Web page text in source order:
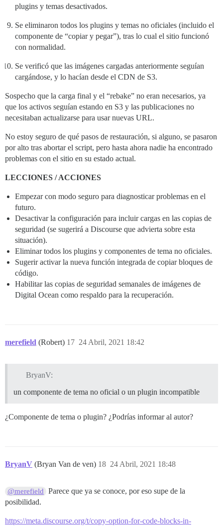
plugins y temas desactivados.
Se eliminaron todos los plugins y temas no oficiales (incluido el
componente de “copiar y pegar”), tras lo cual el sitio funcionó
con normalidad.
Se verificó que las imágenes cargadas anteriormente seguían
cargándose, y lo hacían desde el CDN de S3.
Sospecho que la carga final y el “rebake” no eran necesarios, ya
que los activos seguían estando en S3 y las publicaciones no
necesitaban actualizarse para usar nuevas URL.
No estoy seguro de qué pasos de restauración, si alguno, se pasaron
por alto tras abortar el script, pero hasta ahora nadie ha encontrado
problemas con el sitio en su estado actual.
LECCIONES / ACCIONES
Empezar con modo seguro para diagnosticar problemas en el
futuro.
Desactivar la configuración para incluir cargas en las copias de
seguridad (se sugerirá a Discourse que advierta sobre esta
situación).
Eliminar todos los plugins y componentes de tema no oficiales.
Sugerir activar la nueva función integrada de copiar bloques de
código.
Habilitar las copias de seguridad semanales de imágenes de
Digital Ocean como respaldo para la recuperación.
merefield (Robert) 24 Abril, 2021 18:42
17
BryanV:
un componente de tema no oficial o un plugin incompatible
¿Componente de tema o plugin? ¿Podrías informar al autor?
BryanV (Bryan Van de ven) 24 Abril, 2021 18:48
18
@merefield
Parece que ya se conoce, por eso supe de la
posibilidad.
https://meta.discourse.org/t/copy-option-for-code-blocks-in-